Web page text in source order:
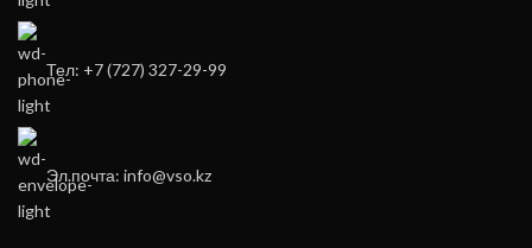
Тел: +7 (727) 327-29-99
Эл.почта: info@vso.kz